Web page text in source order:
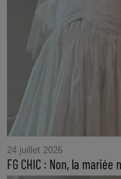
24 juillet 2026
FG CHIC : Non, la